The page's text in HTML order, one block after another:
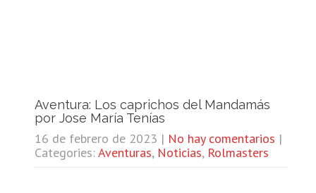
Aventura: Los caprichos del Mandamás
por Jose María Tenías
16 de febrero de 2023 | No hay comentarios |
Categories:Aventuras, Noticias, Rolmasters